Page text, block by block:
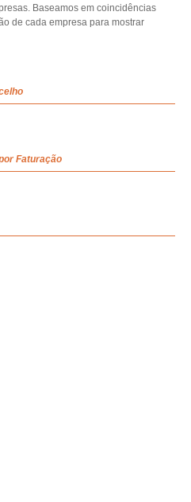
Baseamos em coincidências
de cada empresa para mostrar
Faturação